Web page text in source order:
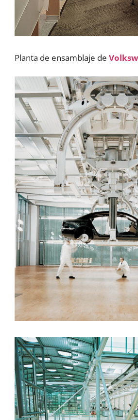
Planta de ensamblaje de